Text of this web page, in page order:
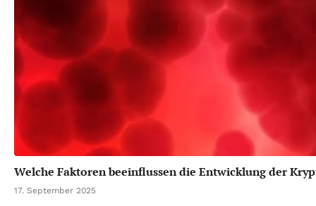
Welche Faktoren beeinflussen die Entwicklung der
17. September 2025